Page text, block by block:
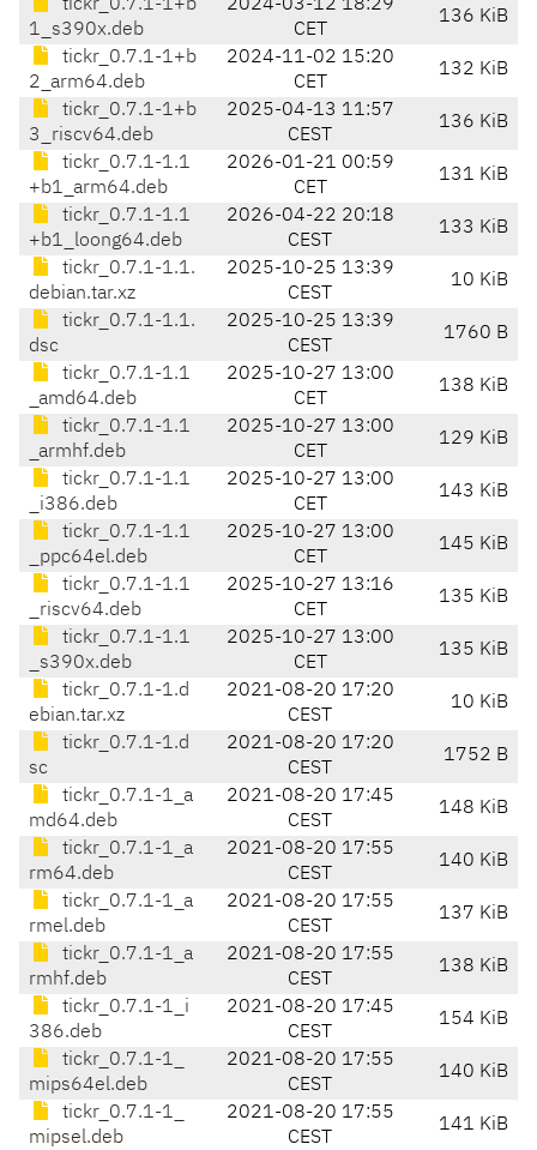
tickr_0.7.1-1+b
1_s390x.deb
2024-03-12 18:29
CET
136 KiB
tickr_0.7.1-1+b
2_arm64.deb
2024-11-02 15:20
CET
132 KiB
tickr_0.7.1-1+b
3_riscv64.deb
2025-04-13 11:57
CEST
136 KiB
tickr_0.7.1-1.1
+b1_arm64.deb
2026-01-21 00:59
CET
131 KiB
tickr_0.7.1-1.1
+b1_loong64.deb
2026-04-22 20:18
CEST
133 KiB
tickr_0.7.1-1.1.
debian.tar.xz
2025-10-25 13:39
CEST
10 KiB
tickr_0.7.1-1.1.
dsc
2025-10-25 13:39
CEST
1760 B
tickr_0.7.1-1.1
_amd64.deb
2025-10-27 13:00
CET
138 KiB
tickr_0.7.1-1.1
_armhf.deb
2025-10-27 13:00
CET
129 KiB
tickr_0.7.1-1.1
_i386.deb
2025-10-27 13:00
CET
143 KiB
tickr_0.7.1-1.1
_ppc64el.deb
2025-10-27 13:00
CET
145 KiB
tickr_0.7.1-1.1
_riscv64.deb
2025-10-27 13:16
CET
135 KiB
tickr_0.7.1-1.1
_s390x.deb
2025-10-27 13:00
CET
135 KiB
tickr_0.7.1-1.d
ebian.tar.xz
2021-08-20 17:20
CEST
10 KiB
tickr_0.7.1-1.d
sc
2021-08-20 17:20
CEST
1752 B
tickr_0.7.1-1_a
md64.deb
2021-08-20 17:45
CEST
148 KiB
tickr_0.7.1-1_a
rm64.deb
2021-08-20 17:55
CEST
140 KiB
tickr_0.7.1-1_a
rmel.deb
2021-08-20 17:55
CEST
137 KiB
tickr_0.7.1-1_a
rmhf.deb
2021-08-20 17:55
CEST
138 KiB
tickr_0.7.1-1_i
386.deb
2021-08-20 17:45
CEST
154 KiB
tickr_0.7.1-1_
mips64el.deb
2021-08-20 17:55
CEST
140 KiB
tickr_0.7.1-1_
mipsel.deb
2021-08-20 17:55
CEST
141 KiB